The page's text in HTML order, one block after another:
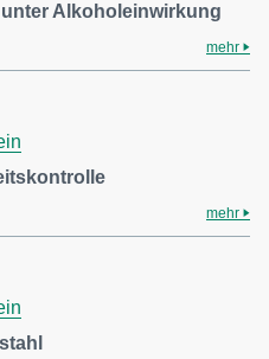
Alkoholeinwirkung
mehr
mehr